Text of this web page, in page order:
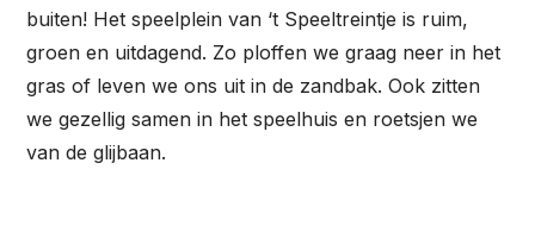
buiten! Het speelplein van ‘t Speeltreintje is ruim,
groen en uitdagend. Zo ploffen we graag neer in het
gras of leven we ons uit in de zandbak. Ook zitten
we gezellig samen in het speelhuis en roetsjen we
van de glijbaan.